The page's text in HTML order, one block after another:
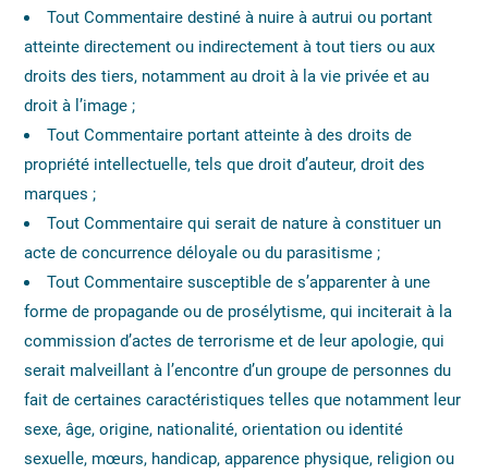
Tout Commentaire destiné à nuire à autrui ou portant
atteinte directement ou indirectement à tout tiers ou aux
droits des tiers, notamment au droit à la vie privée et au
droit à l’image ;
Tout Commentaire portant atteinte à des droits de
propriété intellectuelle, tels que droit d’auteur, droit des
marques ;
Tout Commentaire qui serait de nature à constituer un
acte de concurrence déloyale ou du parasitisme ;
Tout Commentaire susceptible de s’apparenter à une
forme de propagande ou de prosélytisme, qui inciterait à la
commission d’actes de terrorisme et de leur apologie, qui
serait malveillant à l’encontre d’un groupe de personnes du
fait de certaines caractéristiques telles que notamment leur
sexe, âge, origine, nationalité, orientation ou identité
sexuelle, mœurs, handicap, apparence physique, religion ou